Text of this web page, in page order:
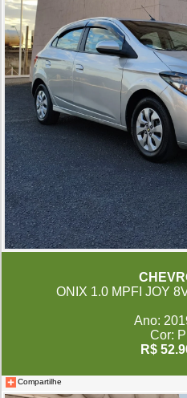
ONIX 1.0 MPFI JOY
Ano:
Cor:
R$
Compartilhe